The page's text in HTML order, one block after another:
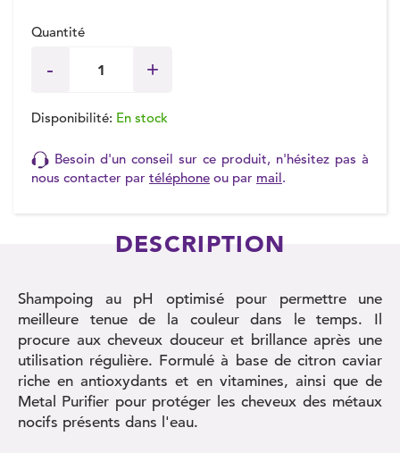
Quantité
Disponibilité: En stock
Besoin d'un conseil sur ce produit, n'hésitez pas à
nous contacter par téléphone ou par mail.
DESCRIPTION
Shampoing au pH optimisé pour permettre une
meilleure tenue de la couleur dans le temps. Il
procure aux cheveux douceur et brillance après une
utilisation régulière. Formulé à base de citron caviar
riche en antioxydants et en vitamines, ainsi que de
Metal Purifier pour protéger les cheveux des métaux
nocifs présents dans l'eau.